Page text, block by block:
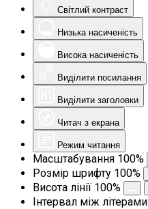
Світлий контраст
Низька насиченість
Висока насиченість
Виділити посилання
Виділити заголовки
Читач з екрана
Режим читання
Масштабування 100%
Розмір шрифту 100%
Висота лінії 100%
Інтервал між літерами